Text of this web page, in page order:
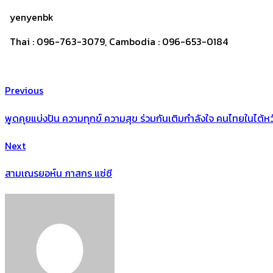
yenyenbk
Thai : 096-763-3079, Cambodia : 096-653-0184
Previous
พูดคุยแบ่งปัน ความทุกข์ ความสุข ร่วมกันเติมกำลังใจ คนไทยในไต้ห
Next
สามเณรยอห์น ภาสกร แซ่ซี